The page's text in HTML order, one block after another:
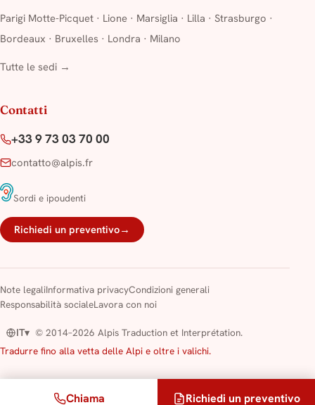
Parigi Motte-Picquet · Lione · Marsiglia · Lilla · Strasburgo ·
Bordeaux · Bruxelles · Londra · Milano
Tutte le sedi →
Contatti
+33 9 73 03 70 00
contatto@alpis.fr
Sordi e ipoudenti
Richiedi un preventivo→
Note legaliInformativa privacyCondizioni generali
Responsabilità socialeLavora con noi
IT▾ © 2014–2026 Alpis Traduction et Interprétation.
Tradurre fino alla vetta delle Alpi e oltre i valichi.
Chiama Richiedi un preventivo